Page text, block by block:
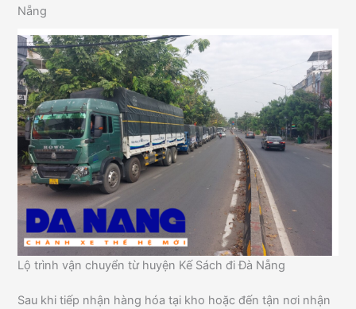
Nẵng
Lộ trình vận chuyển từ huyện Kế Sách đi Đà Nẵng
Sau khi tiếp nhận hàng hóa tại kho hoặc đến tận nơi nhận